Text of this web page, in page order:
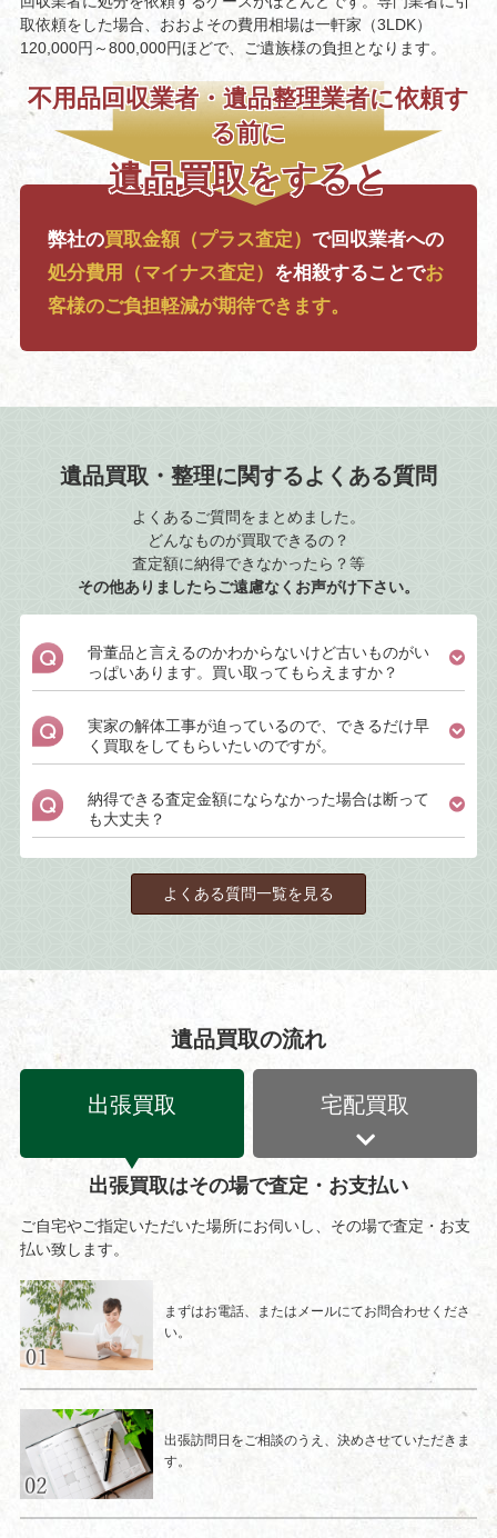
取依頼をした場合、おおよその費用相場は一軒家（3LDK）
120,000円～800,000円ほどで、ご遺族様の負担となります。
不用品回収業者・遺品整理業者に依頼す
る前に
遺品買取をすると
弊社の買取金額（プラス査定） で回収業者への
処分費用（マイナス査定） を相殺することでお
客様のご負担軽減が期待できます。
遺品買取・整理に関するよくある質問
よくあるご質問をまとめました。
どんなものが買取できるの？
査定額に納得できなかったら？等
その他ありましたらご遠慮なくお声がけ下さい。
骨董品と言えるのかわからないけど古いものがい
っぱいあります。買い取ってもらえますか？
実家の解体工事が迫っているので、できるだけ早
く買取をしてもらいたいのですが。
納得できる査定金額にならなかった場合は断って
も大丈夫？
よくある質問一覧を見る
遺品買取の流れ
出張買取 宅配買取
出張買取はその場で査定・お支払い
ご自宅やご指定いただいた場所にお伺いし、その場で査定・お支
払い致します。
まずはお電話、またはメールにてお問合わせくださ
い。
出張訪問日をご相談のうえ、決めさせていただきま
す。